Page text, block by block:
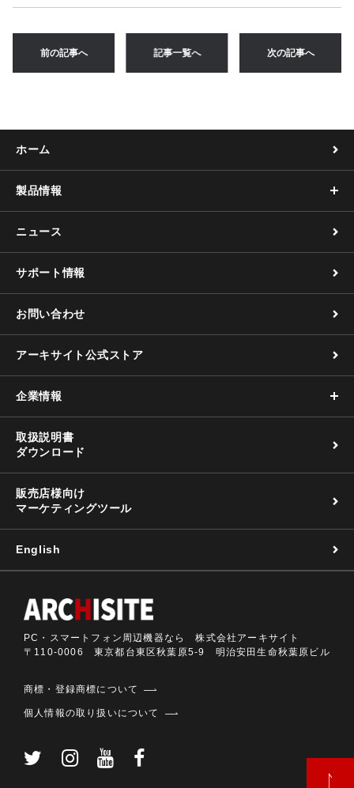
c
e
b
k
it
te
r
e
n
a
e ai
l
前の記事へ 記事一覧へ 次の記事へ
ホーム
製品情報
ニュース
サポート情報
お問い合わせ
アーキサイト公式ストア
企業情報
取扱説明書
ダウンロード
販売店様向け
マーケティングツール
English
PC・スマートフォン周辺機器なら 株式会社アーキサイト
〒110-0006 東京都台東区秋葉原5-9 明治安田生命秋葉原ビル
商標・登録商標について
個人情報の取り扱いについて